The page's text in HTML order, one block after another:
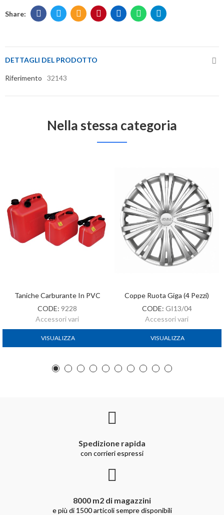
DETTAGLI DEL PRODOTTO
Riferimento 32143
Nella stessa categoria
Taniche Carburante In PVC
CODE: 9228
Accessori vari
VISUALIZZA
Coppe Ruota Giga (4 Pezzi)
CODE: GI13/04
Accessori vari
VISUALIZZA
Spedizione rapida
con corrieri espressi
8000 m2 di magazzini
e più di 1500 articoli sempre disponibili